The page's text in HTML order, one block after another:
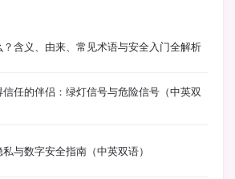
含义、由来、常见术语与安全入门全解析
任的伴侣：绿灯信号与危险信号（中英双
与数字安全指南（中英双语）